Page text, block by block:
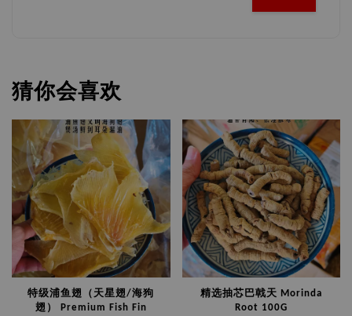
猜你会喜欢
特级浦鱼翅（天星翅/海狗
翅） Premium Fish Fin
精选抽芯巴戟天 Morinda
Root 100G